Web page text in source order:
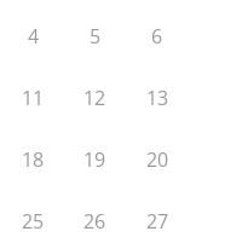
4 5 6
11 12 13
18 19 20
25 26 27